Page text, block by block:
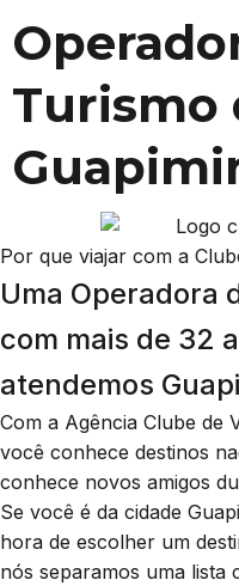
Turismo
Por que viajar com a
Uma Operadora
com mais de 32
atendemos
Com a Agência Clube de
você conhece destinos
conhece novos amigos
Se você é da cidade
hora de escolher um
nós separamos uma lista